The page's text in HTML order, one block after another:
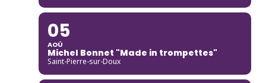
05
AOÛ
Michel Bonnet "Made in trompettes"
Saint-Pierre-sur-Doux